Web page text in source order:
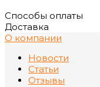
Способы оплаты
Доставка
О компании
Новости
Статьи
Отзывы